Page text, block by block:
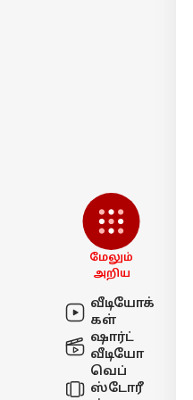
மேலும்
அறிய
வீடியோக்
கள்
ஷார்ட்
வீடியோ
வெப்
ஸ்டோரீ